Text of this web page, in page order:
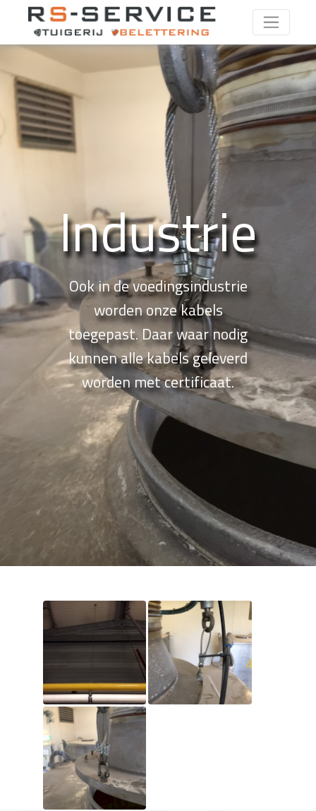
Industrie
Ook in de voedingsindustrie
worden onze kabels
toegepast. Daar waar nodig
kunnen alle kabels geleverd
worden met certificaat.